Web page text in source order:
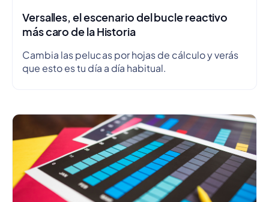
Versalles, el escenario del bucle reactivo
más caro de la Historia
Cambia las pelucas por hojas de cálculo y verás
que esto es tu día a día habitual.